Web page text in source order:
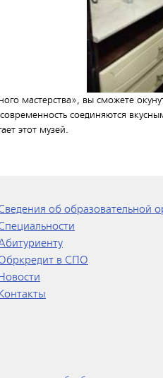
мастерства», вы сможете
соединяются
этот музей.
об образовательной
в СПО